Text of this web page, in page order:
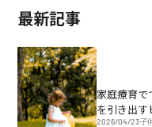
最新記事
家庭療育で
を引き出す
2026/04/23子